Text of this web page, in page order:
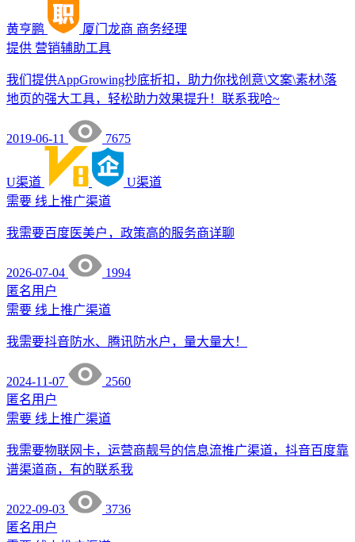
黄亨鹏 厦门龙商 商务经理
提供 营销辅助工具
我们提供AppGrowing抄底折扣，助力你找创意\文案\素材\落
地页的强大工具，轻松助力效果提升！联系我哈~
2019-06-11 7675
U渠道
U渠道
需要 线上推广渠道
我需要百度医美户，政策高的服务商详聊
2026-07-04
1994
匿名用户
需要 线上推广渠道
我需要抖音防水、腾讯防水户，量大量大！
2024-11-07
2560
匿名用户
需要 线上推广渠道
我需要物联网卡，运营商靓号的信息流推广渠道，抖音百度靠
谱渠道商，有的联系我
2022-09-03
3736
匿名用户